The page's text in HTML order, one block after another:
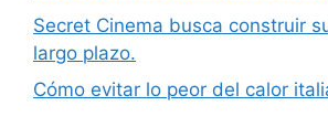
Secret Cinema busca construir
largo plazo.
Cómo evitar lo peor del calor